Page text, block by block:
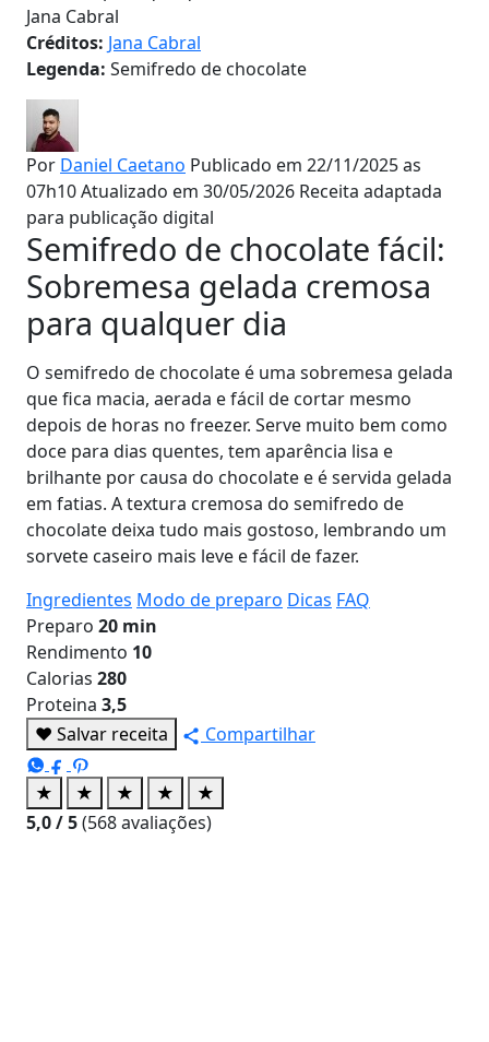
Jana Cabral
Créditos: Jana Cabral
Legenda: Semifredo de chocolate
Por Daniel Caetano Publicado em 22/11/2025 as
07h10Atualizado em 30/05/2026 Receita adaptada
para publicação digital
Semifredo de chocolate fácil:
Sobremesa gelada cremosa
para qualquer dia
O semifredo de chocolate é uma sobremesa gelada
que fica macia, aerada e fácil de cortar mesmo
depois de horas no freezer. Serve muito bem como
doce para dias quentes, tem aparência lisa e
brilhante por causa do chocolate e é servida gelada
em fatias. A textura cremosa do semifredo de
chocolate deixa tudo mais gostoso, lembrando um
sorvete caseiro mais leve e fácil de fazer.
Ingredientes Modo de preparo Dicas FAQ
Preparo 20 min
Rendimento 10
Calorias 280
Proteina 3,5
♥ Salvar receita Compartilhar
★ ★ ★ ★
★
5,0/ 5(568avaliações)